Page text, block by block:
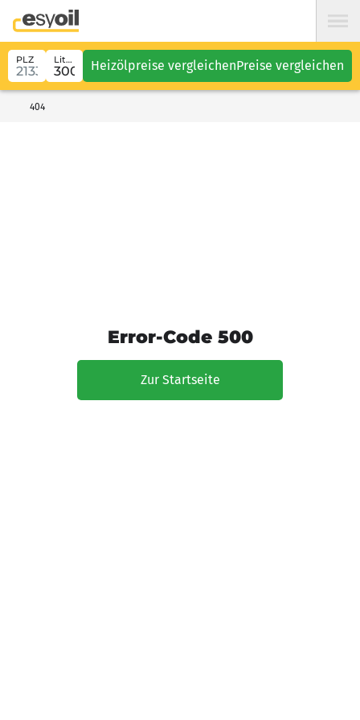
PLZ Liter Heizölpreise vergleichenPreise vergleichen
404
Error-Code 500
Zur Startseite